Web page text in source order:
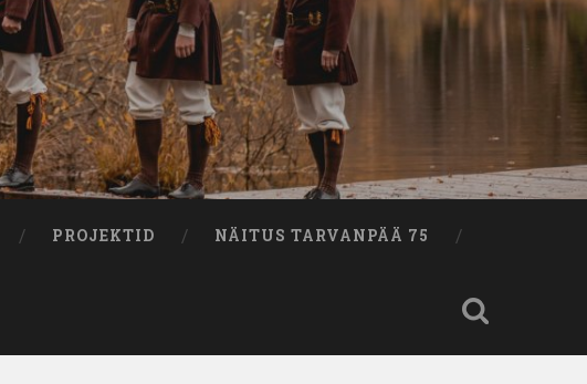
PROJEKTID NÄITUS TARVANPÄÄ 75